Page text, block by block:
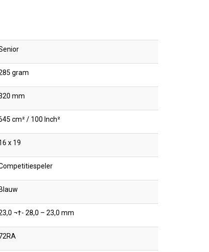
gram
mm
cm² / 100 Inch²
x 19
Blauw
¬†- 28,0 – 23,0 mm